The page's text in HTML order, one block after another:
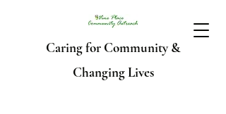
Caring for Community &
Changing Lives